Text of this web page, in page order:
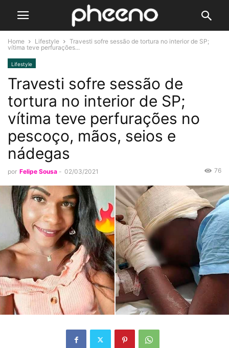
Home Lifestyle
Travesti sofre sessão de tortura no interior de SP;
vítima teve perfurações...
Lifestyle
Travesti sofre sessão de
tortura no interior de SP;
vítima teve perfurações no
pescoço, mãos, seios e
nádegas
por Felipe Sousa - 02/03/2021 76